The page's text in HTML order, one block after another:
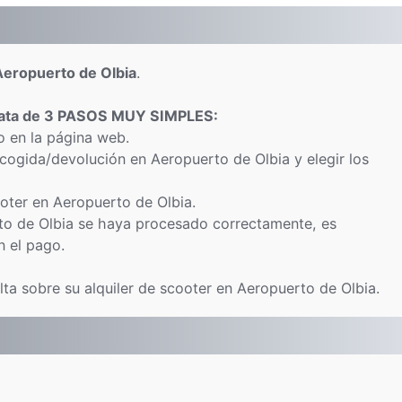
de Olbia.
de 3 PASOS MUY SIMPLES:
en la página web.
devolución en Aeropuerto de Olbia y elegir los
en Aeropuerto de Olbia.
de Olbia se haya procesado correctamente, es
el pago.
sobre su alquiler de scooter en Aeropuerto de Olbia.